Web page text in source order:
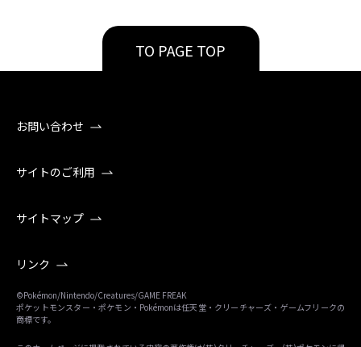
TO PAGE TOP
お問い合わせ
サイトのご利用
サイトマップ
リンク
©Pokémon/Nintendo/Creatures/GAME FREAK
ポケットモンスター・ポケモン・Pokémonは任天堂・クリーチャーズ・ゲームフリークの
商標です。